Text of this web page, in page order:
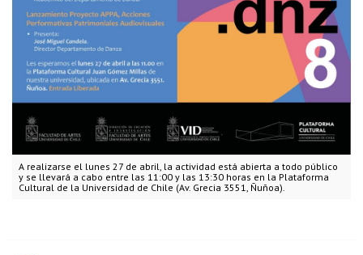
A realizarse el lunes 27 de abril, la actividad está abierta a todo público
y se llevará a cabo entre las 11:00 y las 13:30 horas en la Plataforma
Cultural de la Universidad de Chile (Av. Grecia 3551, Ñuñoa).